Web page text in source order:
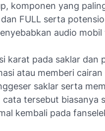
komponen yang
FULL serta
audio
karat pada saklar dan
atau memberi
saklar serta
cata tersebut biasanya
kembali pada